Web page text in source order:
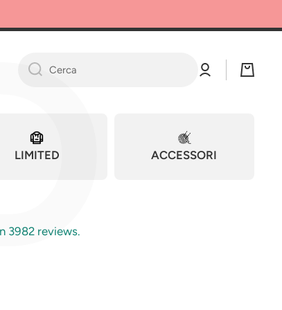
Cerca
ce
rre
LIMITED ACCESSORI
3982 reviews.